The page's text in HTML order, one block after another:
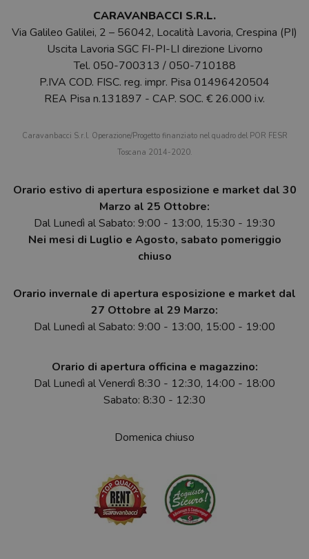
CARAVANBACCI S.R.L.
Via Galileo Galilei, 2 – 56042, Località Lavoria, Crespina (PI)
Uscita Lavoria SGC FI-PI-LI direzione Livorno
Tel. 050-700313 /050-710188
P.IVA COD. FISC. reg. impr. Pisa 01496420504
REA Pisa n.131897 - CAP. SOC. € 26.000 i.v.
Caravanbacci S.r.l. Operazione/Progetto finanziato nel quadro del POR FESR
Toscana 2014-2020.
Orario estivo di apertura esposizione e market dal 30
Marzo al 25 Ottobre:
Dal Lunedì al Sabato: 9:00 - 13:00, 15:30 - 19:30
Nei mesi di Luglio e Agosto, sabato pomeriggio
chiuso
Orario invernale di apertura esposizione e market dal
27 Ottobre al 29 Marzo:
Dal Lunedì al Sabato: 9:00 - 13:00, 15:00 - 19:00
Orario di apertura officina e magazzino:
Dal Lunedì al Venerdì 8:30 - 12:30, 14:00 - 18:00
Sabato: 8:30 - 12:30
Domenica chiuso